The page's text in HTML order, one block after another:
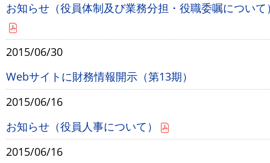
お知らせ（役員体制及び業務分担・役職委嘱について
2015/06/30
Webサイトに財務情報開示（第13期）
2015/06/16
お知らせ（役員人事について）
2015/06/16